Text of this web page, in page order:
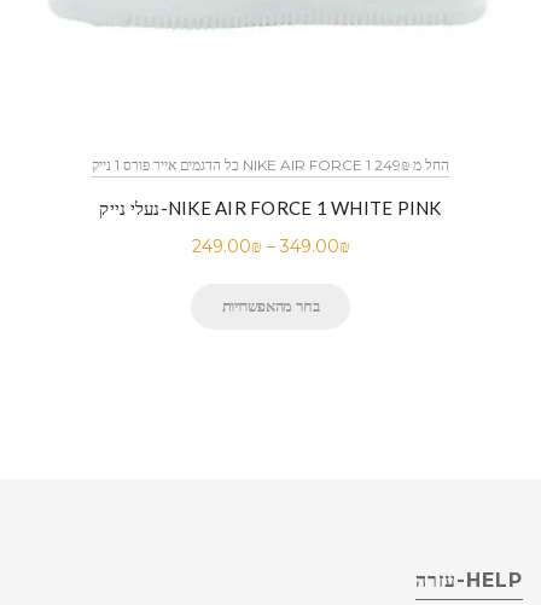
כל הדגמים אייר פורס 1 נייק NIKE AIR FORCE 1 החל מ 249₪
נעלי נייק-NIKE AIR FORCE 1 WHITE PINK
249.00₪ – 349.00₪
בחר מהאפשרויות
HELP-עזרה